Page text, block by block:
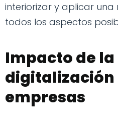
interiorizar y aplicar
todos los aspectos
Impacto de la
digitalización
empresas